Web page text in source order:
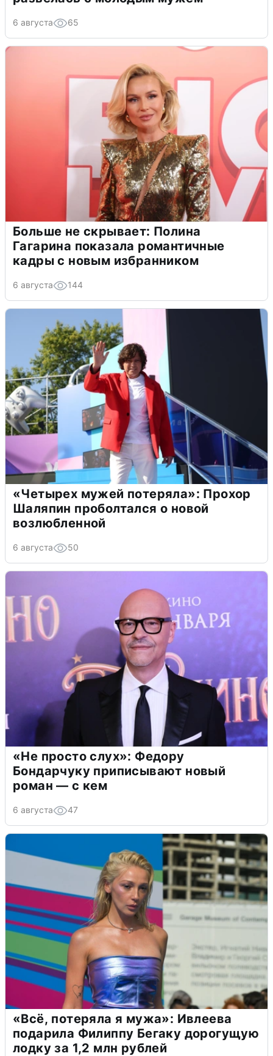
6 августа 65
Больше не скрывает: Полина
Гагарина показала романтичные
кадры с новым избранником
6 августа 144
«Четырех мужей потеряла»: Прохор
Шаляпин проболтался о новой
возлюбленной
6 августа 50
«Не просто слух»: Федору
Бондарчуку приписывают новый
роман — с кем
6 августа 47
«Всё, потеряла я мужа»: Ивлеева
подарила Филиппу Бегаку дорогущую
лодку за 1,2 млн рублей